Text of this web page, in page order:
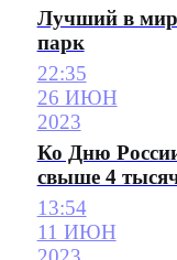
Лучший в
парк
22:35
26 ИЮН
2023
Ко Дню
свыше 4
13:54
11 ИЮН